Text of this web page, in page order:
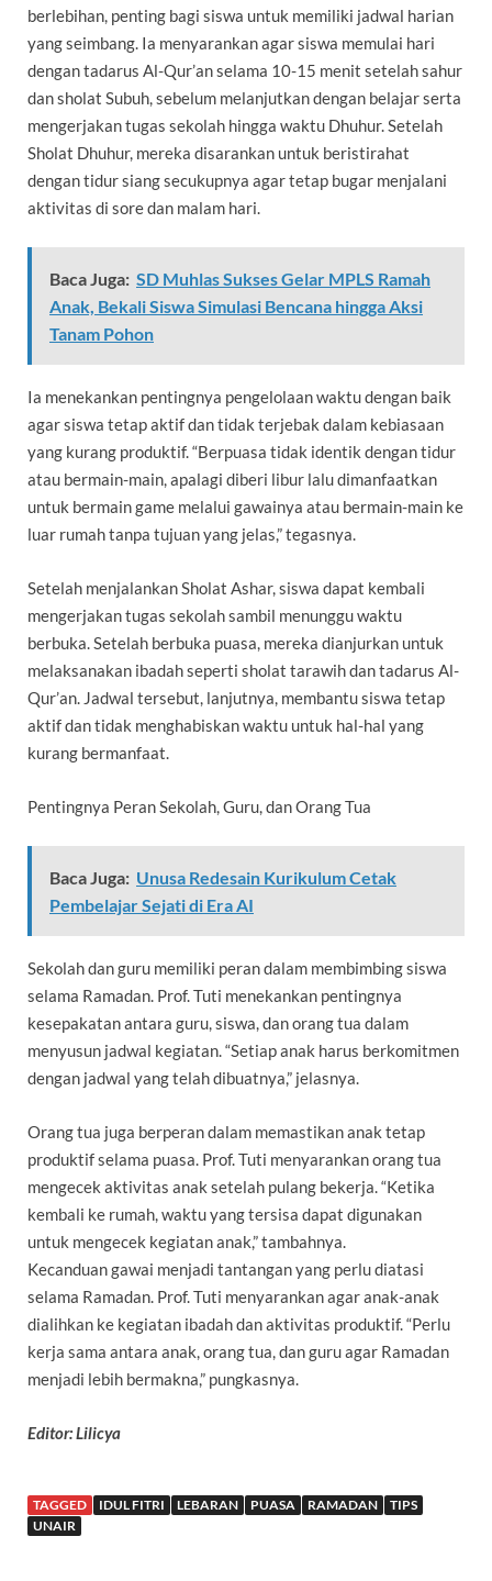
berlebihan, penting bagi siswa untuk memiliki jadwal harian
yang seimbang. Ia menyarankan agar siswa memulai hari
dengan tadarus Al-Qur’an selama 10-15 menit setelah sahur
dan sholat Subuh, sebelum melanjutkan dengan belajar serta
mengerjakan tugas sekolah hingga waktu Dhuhur. Setelah
Sholat Dhuhur, mereka disarankan untuk beristirahat
dengan tidur siang secukupnya agar tetap bugar menjalani
aktivitas di sore dan malam hari.
Baca Juga: SD Muhlas Sukses Gelar MPLS Ramah
Anak, Bekali Siswa Simulasi Bencana hingga Aksi
Tanam Pohon
Ia menekankan pentingnya pengelolaan waktu dengan baik
agar siswa tetap aktif dan tidak terjebak dalam kebiasaan
yang kurang produktif. “Berpuasa tidak identik dengan tidur
atau bermain-main, apalagi diberi libur lalu dimanfaatkan
untuk bermain game melalui gawainya atau bermain-main ke
luar rumah tanpa tujuan yang jelas,” tegasnya.
Setelah menjalankan Sholat Ashar, siswa dapat kembali
mengerjakan tugas sekolah sambil menunggu waktu
berbuka. Setelah berbuka puasa, mereka dianjurkan untuk
melaksanakan ibadah seperti sholat tarawih dan tadarus Al-
Qur’an. Jadwal tersebut, lanjutnya, membantu siswa tetap
aktif dan tidak menghabiskan waktu untuk hal-hal yang
kurang bermanfaat.
Pentingnya Peran Sekolah, Guru, dan Orang Tua
Baca Juga: Unusa Redesain Kurikulum Cetak
Pembelajar Sejati di Era AI
Sekolah dan guru memiliki peran dalam membimbing siswa
selama Ramadan. Prof. Tuti menekankan pentingnya
kesepakatan antara guru, siswa, dan orang tua dalam
menyusun jadwal kegiatan. “Setiap anak harus berkomitmen
dengan jadwal yang telah dibuatnya,” jelasnya.
Orang tua juga berperan dalam memastikan anak tetap
produktif selama puasa. Prof. Tuti menyarankan orang tua
mengecek aktivitas anak setelah pulang bekerja. “Ketika
kembali ke rumah, waktu yang tersisa dapat digunakan
untuk mengecek kegiatan anak,” tambahnya.
Kecanduan gawai menjadi tantangan yang perlu diatasi
selama Ramadan. Prof. Tuti menyarankan agar anak-anak
dialihkan ke kegiatan ibadah dan aktivitas produktif. “Perlu
kerja sama antara anak, orang tua, dan guru agar Ramadan
menjadi lebih bermakna,” pungkasnya.
Editor: Lilicya
TAGGED IDUL FITRI LEBARAN PUASA RAMADAN
TIPS
UNAIR